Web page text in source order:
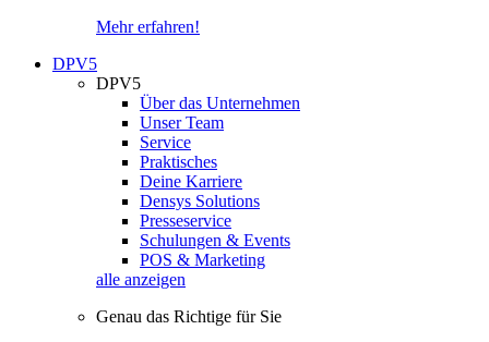
Mehr erfahren!
DPV5
DPV5
Über das Unternehmen
Unser Team
Service
Praktisches
Deine Karriere
Densys Solutions
Presseservice
Schulungen & Events
POS & Marketing
alle anzeigen
Genau das Richtige für Sie